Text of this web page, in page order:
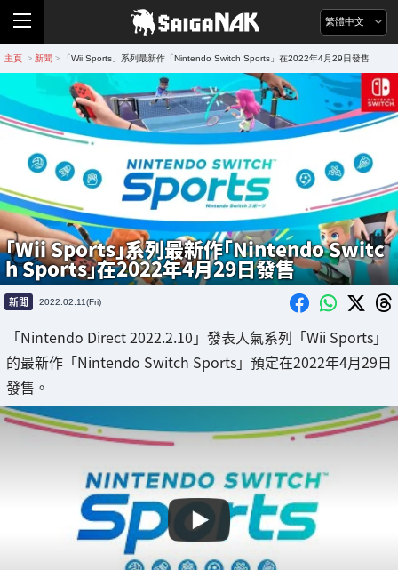
繁體中文
主頁 > 新聞 > 「Wii Sports」系列最新作「Nintendo Switch Sports」在2022年4月29日發售
「Wii Sports」系列最新作「Nintendo Switc
h Sports」在2022年4月29日發售
新聞 2022.02.11(Fri)
「Nintendo Direct 2022.2.10」發表人氣系列「Wii Sports」
的最新作「Nintendo Switch Sports」預定在2022年4月29日
發售。